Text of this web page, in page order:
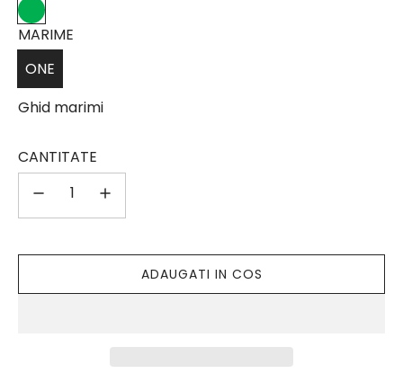
MARIME
ONE
Ghid marimi
CANTITATE
ADAUGATI IN COS
Î